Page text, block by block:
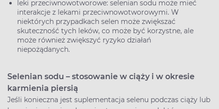
leki przeciwnowotworowe: selenian sodu może mieć
interakcje z lekami przeciwnowotworowymi. W
niektórych przypadkach selen może zwiększać
skuteczność tych leków, co może być korzystne, ale
może również zwiększyć ryzyko działań
niepożądanych.
Selenian sodu – stosowanie w ciąży i w okresie
karmienia piersią
Jeśli konieczna jest suplementacja selenu podczas ciąży lub